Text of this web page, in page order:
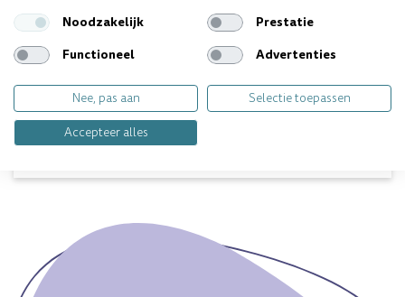
Bevat fluoride: 1450 ppmF
gevoelige tanden en tandvlees
Vragen over dit product? Wij helpen je
graag!
Noodzakelijk
Prestatie
Functioneel
Advertenties
Nee, pas aan
Selectie toepassen
Accepteer alles